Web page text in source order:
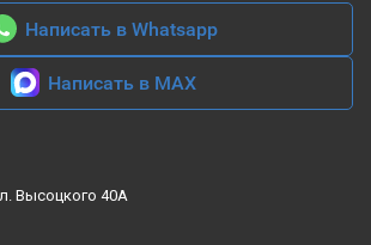
Написать в Whatsapp
Написать в MAX
Высоцкого 40А